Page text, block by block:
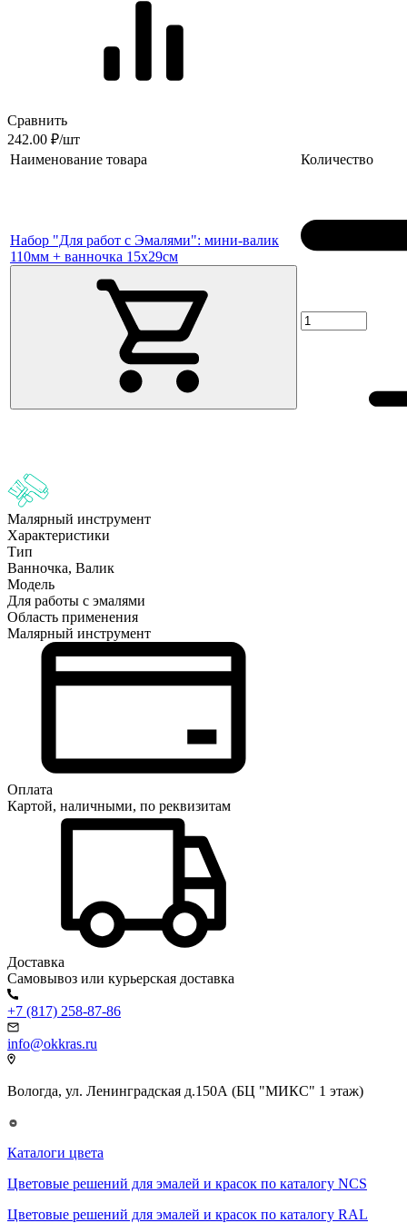
Сравнить
242.00 ₽/шт
Наименование товара
Количество
Набор "Для работ с Эмалями": мини-валик
110мм + ванночка 15х29см
Малярный инструмент
Характеристики
Тип
Ванночка, Валик
Модель
Для работы с эмалями
Область применения
Малярный инструмент
Оплата
Картой, наличными, по реквизитам
Доставка
Самовывоз или курьерская доставка
+7 (817) 258-87-86
info@okkras.ru
Вологда, ул. Ленинградская д.150А (БЦ "МИКС" 1 этаж)
Каталоги цвета
Цветовые решений для эмалей и красок по каталогу NCS
Цветовые решений для эмалей и красок по каталогу RAL